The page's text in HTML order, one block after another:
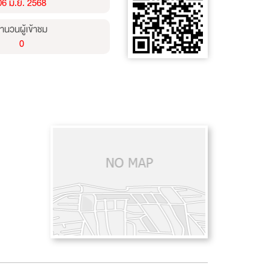
มิ.ย. 2568
นวนผู้เข้าชม
0